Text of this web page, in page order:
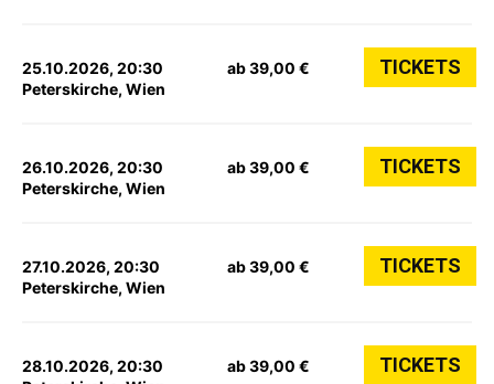
25.10.2026, 20:30
Peterskirche, Wien
ab 39,00 € TICKETS
26.10.2026, 20:30
Peterskirche, Wien
ab 39,00 € TICKETS
27.10.2026, 20:30
Peterskirche, Wien
ab 39,00 € TICKETS
28.10.2026, 20:30
ab 39,00 € TICKETS